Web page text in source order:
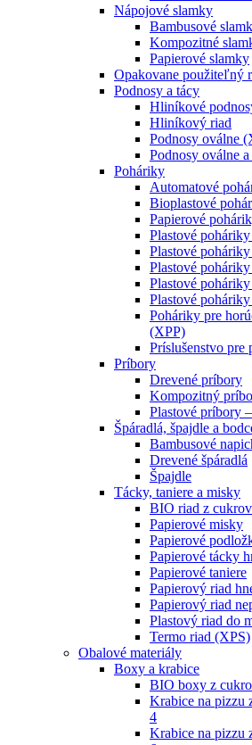
Nápojové slamky
Bambusové
Kompozitné
Papierové slamky
Opakovane použiteľný
Podnosy a tácy
Hliníkové
Hliníkový riad
Podnosy oválne
Podnosy oválne
Poháriky
Automatové
Bioplastové
Papierové
Plastové
Plastové
Plastové
Plastové
Plastové
Poháriky pre
(XPP)
Príslušenstvo pre
Príbory
Drevené príbory
Kompozitný
Plastové príbory
Špáradlá, špajdle a
Bambusové
Drevené špáradlá
Špajdle
Tácky, taniere a misky
BIO riad z
Papierové misky
Papierové
Papierové tácky
Papierové taniere
Papierový riad
Papierový riad
Plastový riad do
Termo riad (XPS)
Obalové materiály
Boxy a krabice
BIO boxy z
Krabice na pizzu
4
Krabice na pizzu